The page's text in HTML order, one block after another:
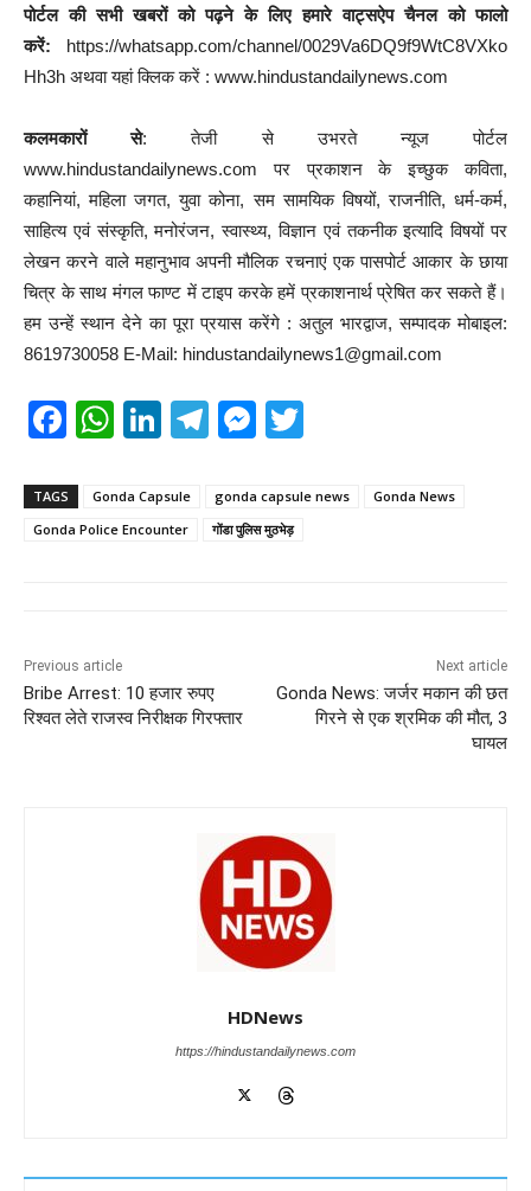
पोर्टल की सभी खबरों को पढ़ने के लिए हमारे वाट्सऐप चैनल को फालो
करें: https://whatsapp.com/channel/0029Va6DQ9f9WtC8VXko
Hh3h अथवा यहां क्लिक करें : www.hindustandailynews.com
कलमकारों से: तेजी से उभरते न्यूज पोर्टल
www.hindustandailynews.com पर प्रकाशन के इच्छुक कविता,
कहानियां, महिला जगत, युवा कोना, सम सामयिक विषयों, राजनीति, धर्म-कर्म,
साहित्य एवं संस्कृति, मनोरंजन, स्वास्थ्य, विज्ञान एवं तकनीक इत्यादि विषयों पर
लेखन करने वाले महानुभाव अपनी मौलिक रचनाएं एक पासपोर्ट आकार के छाया
चित्र के साथ मंगल फाण्ट में टाइप करके हमें प्रकाशनार्थ प्रेषित कर सकते हैं।
हम उन्हें स्थान देने का पूरा प्रयास करेंगे : अतुल भारद्वाज, सम्पादक मोबाइल:
8619730058 E-Mail: hindustandailynews1@gmail.com
F
c
e
k
W
at
s
Li
k
e
T
e
gr
M
ss
e
tt
TAGS Gonda Capsule gonda capsule news
Gonda News
Gonda Police Encounter
गोंडा पुलिस मुठभेड़
Previous article
Bribe Arrest: 10 हजार रुपए
रिश्वत लेते राजस्व निरीक्षक गिरफ्तार
Next article
Gonda News: जर्जर मकान की छत
गिरने से एक श्रमिक की मौत, 3
घायल
HDNews
https://hindustandailynews.com